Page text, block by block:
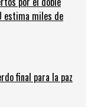
estima miles de
final para la paz